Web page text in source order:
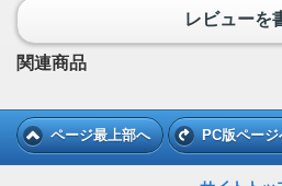
レビューを
関連商品
ページ最上部へ PC版ページ